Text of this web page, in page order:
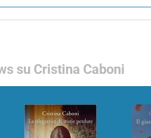
su Cristina Caboni